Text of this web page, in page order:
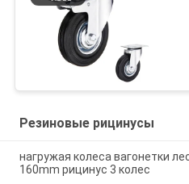
Резиновые рицинусы
нагружая колеса вагонетки
160mm рицинус 3 колес